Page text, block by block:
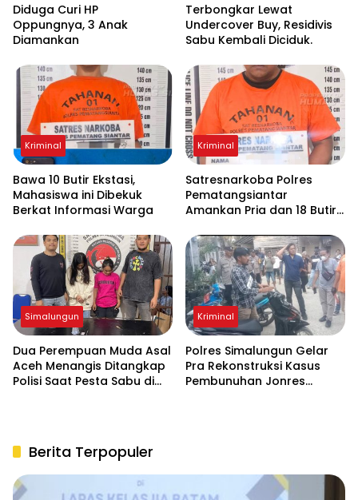
Diduga Curi HP
Oppungnya, 3 Anak
Diamankan
Terbongkar Lewat
Undercover Buy, Residivis
Sabu Kembali Diciduk.
Kriminal
Bawa 10 Butir Ekstasi,
Mahasiswa ini Dibekuk
Berkat Informasi Warga
Kriminal
Satresnarkoba Polres
Pematangsiantar
Amankan Pria dan 18 Butir
Simalungun
Dua Perempuan Muda Asal
Aceh Menangis Ditangkap
Polisi Saat Pesta Sabu di
Kriminal
Polres Simalungun Gelar
Pra Rekonstruksi Kasus
Pembunuhan Jonres
Berita Terpopuler